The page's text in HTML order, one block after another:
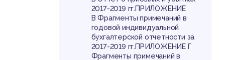
2017-2019 гг.ПРИЛОЖЕНИЕ
В Фрагменты примечаний в
годовой индивидуальной
бухгалтерской отчетности за
2017-2019 гг.ПРИЛОЖЕНИЕ Г
Фрагменты примечаний в